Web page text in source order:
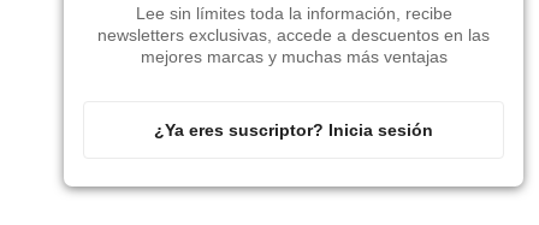
Lee sin límites toda la información, recibe
newsletters exclusivas, accede a descuentos en las
mejores marcas y muchas más ventajas
¿Ya eres suscriptor? Inicia sesión